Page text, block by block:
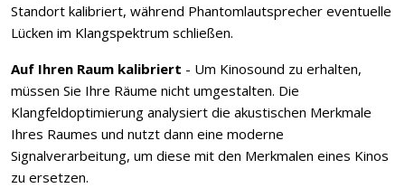
Standort kalibriert, während Phantomlautsprecher eventuelle
Lücken im Klangspektrum schließen.
Auf Ihren Raum kalibriert - Um Kinosound zu erhalten,
müssen Sie Ihre Räume nicht umgestalten. Die
Klangfeldoptimierung analysiert die akustischen Merkmale
Ihres Raumes und nutzt dann eine moderne
Signalverarbeitung, um diese mit den Merkmalen eines Kinos
zu ersetzen.